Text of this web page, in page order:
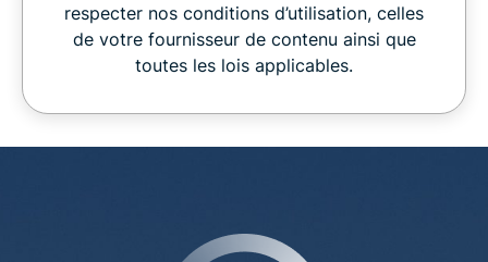
respecter nos conditions d’utilisation, celles
de votre fournisseur de contenu ainsi que
toutes les lois applicables.